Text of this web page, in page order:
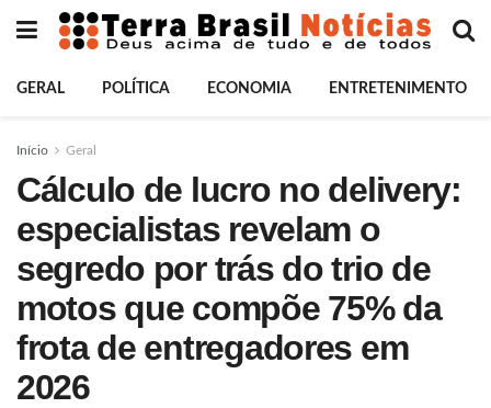
GERAL POLÍTICA ECONOMIA ENTRETENIMENTO
Início Geral
Cálculo de lucro no delivery:
especialistas revelam o
segredo por trás do trio de
motos que compõe 75% da
frota de entregadores em
2026